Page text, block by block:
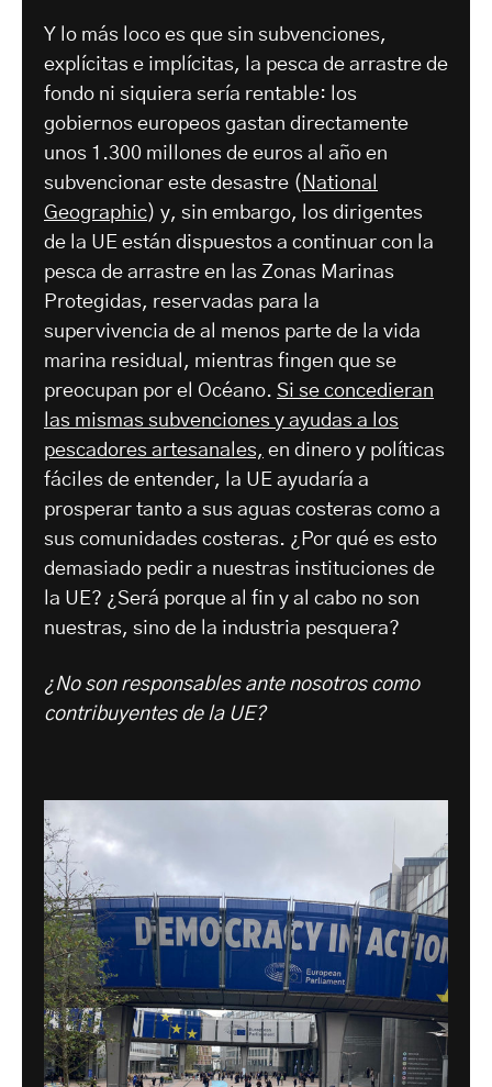
Y lo más loco es que sin subvenciones,
explícitas e implícitas, la pesca de arrastre de
fondo ni siquiera sería rentable: los
gobiernos europeos gastan directamente
unos 1.300 millones de euros al año en
subvencionar este desastre ( National
Geographic) y, sin embargo, los dirigentes
de la UE están dispuestos a continuar con la
pesca de arrastre en las Zonas Marinas
Protegidas, reservadas para la
supervivencia de al menos parte de la vida
marina residual, mientras fingen que se
preocupan por el Océano. Si se concedieran
las mismas subvenciones y ayudas a los
pescadores artesanales, en dinero y políticas
fáciles de entender, la UE ayudaría a
prosperar tanto a sus aguas costeras como a
sus comunidades costeras. ¿Por qué es esto
demasiado pedir a nuestras instituciones de
la UE? ¿Será porque al fin y al cabo no son
nuestras, sino de la industria pesquera?
¿No son responsables ante nosotros como
contribuyentes de la UE?